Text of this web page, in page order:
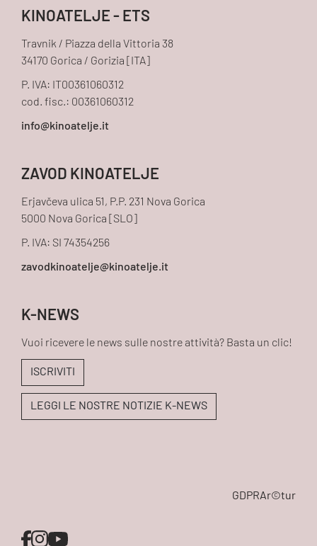
KINOATELJE - ETS
Travnik / Piazza della Vittoria 38
34170 Gorica / Gorizia [ITA]
P. IVA: IT00361060312
cod. fisc.: 00361060312
ZAVOD KINOATELJE
Erjavčeva ulica 51, P.P. 231 Nova Gorica
5000 Nova Gorica [SLO]
P. IVA: SI 74354256
K-NEWS
Vuoi ricevere le news sulle nostre attività? Basta un clic!
ISCRIVITI
LEGGI LE NOSTRE NOTIZIE K-NEWS
GDPRAr©tur